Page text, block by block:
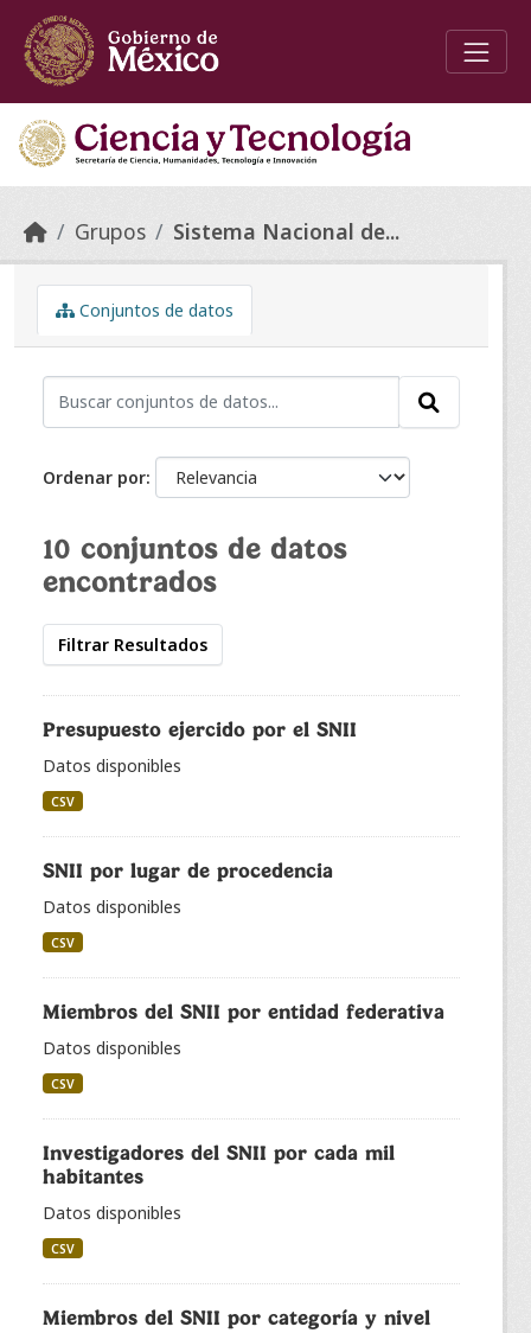
Skip to main content
Grupos Sistema Nacional de...
Conjuntos de datos
Ordenar por
10 conjuntos de datos
encontrados
Filtrar Resultados
Presupuesto ejercido por el SNII
Datos disponibles
CSV
SNII por lugar de procedencia
Datos disponibles
CSV
Miembros del SNII por entidad federativa
Datos disponibles
CSV
Investigadores del SNII por cada mil
habitantes
Datos disponibles
CSV
Miembros del SNII por categoría y nivel